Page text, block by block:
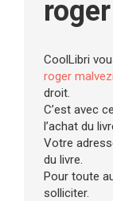
CoolLibri
roger
droit.
C’est avec
l’achat du
Votre
du livre.
Pour toute
solliciter.